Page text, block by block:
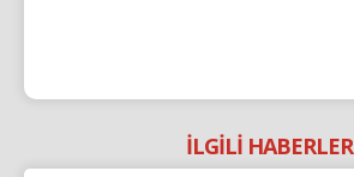
İLGİLİ HABERLER